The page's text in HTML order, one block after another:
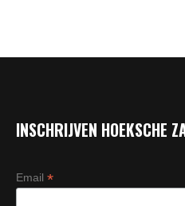
INSCHRIJVEN HOEKSCHE
Email *